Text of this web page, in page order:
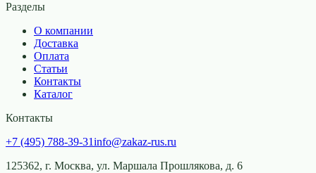
Разделы
О компании
Доставка
Оплата
Статьи
Контакты
Каталог
Контакты
+7 (495) 788-39-31info@zakaz-rus.ru
125362, г. Москва, ул. Маршала Прошлякова, д. 6